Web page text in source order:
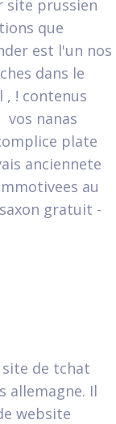
site prussien
que
est l'un nos
dans le
, ! contenus
vos nanas
plate
anciennete
au
gratuit -
site de tchat
allemagne. Il
website